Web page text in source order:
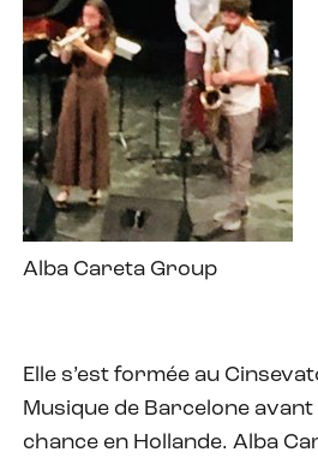
Alba Careta Group
Elle s’est formée au
Musique de Barcelone
chance en Hollande. Alba